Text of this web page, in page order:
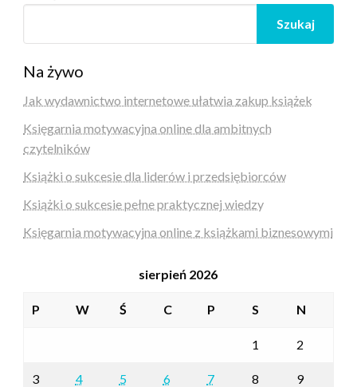
Szukaj
Na żywo
Jak wydawnictwo internetowe ułatwia zakup książek
Księgarnia motywacyjna online dla ambitnych
czytelników
Książki o sukcesie dla liderów i przedsiębiorców
Książki o sukcesie pełne praktycznej wiedzy
Księgarnia motywacyjna online z książkami biznesowymi
sierpień 2026
P W Ś C P S N
1 2
3 4 5 6 7 8 9